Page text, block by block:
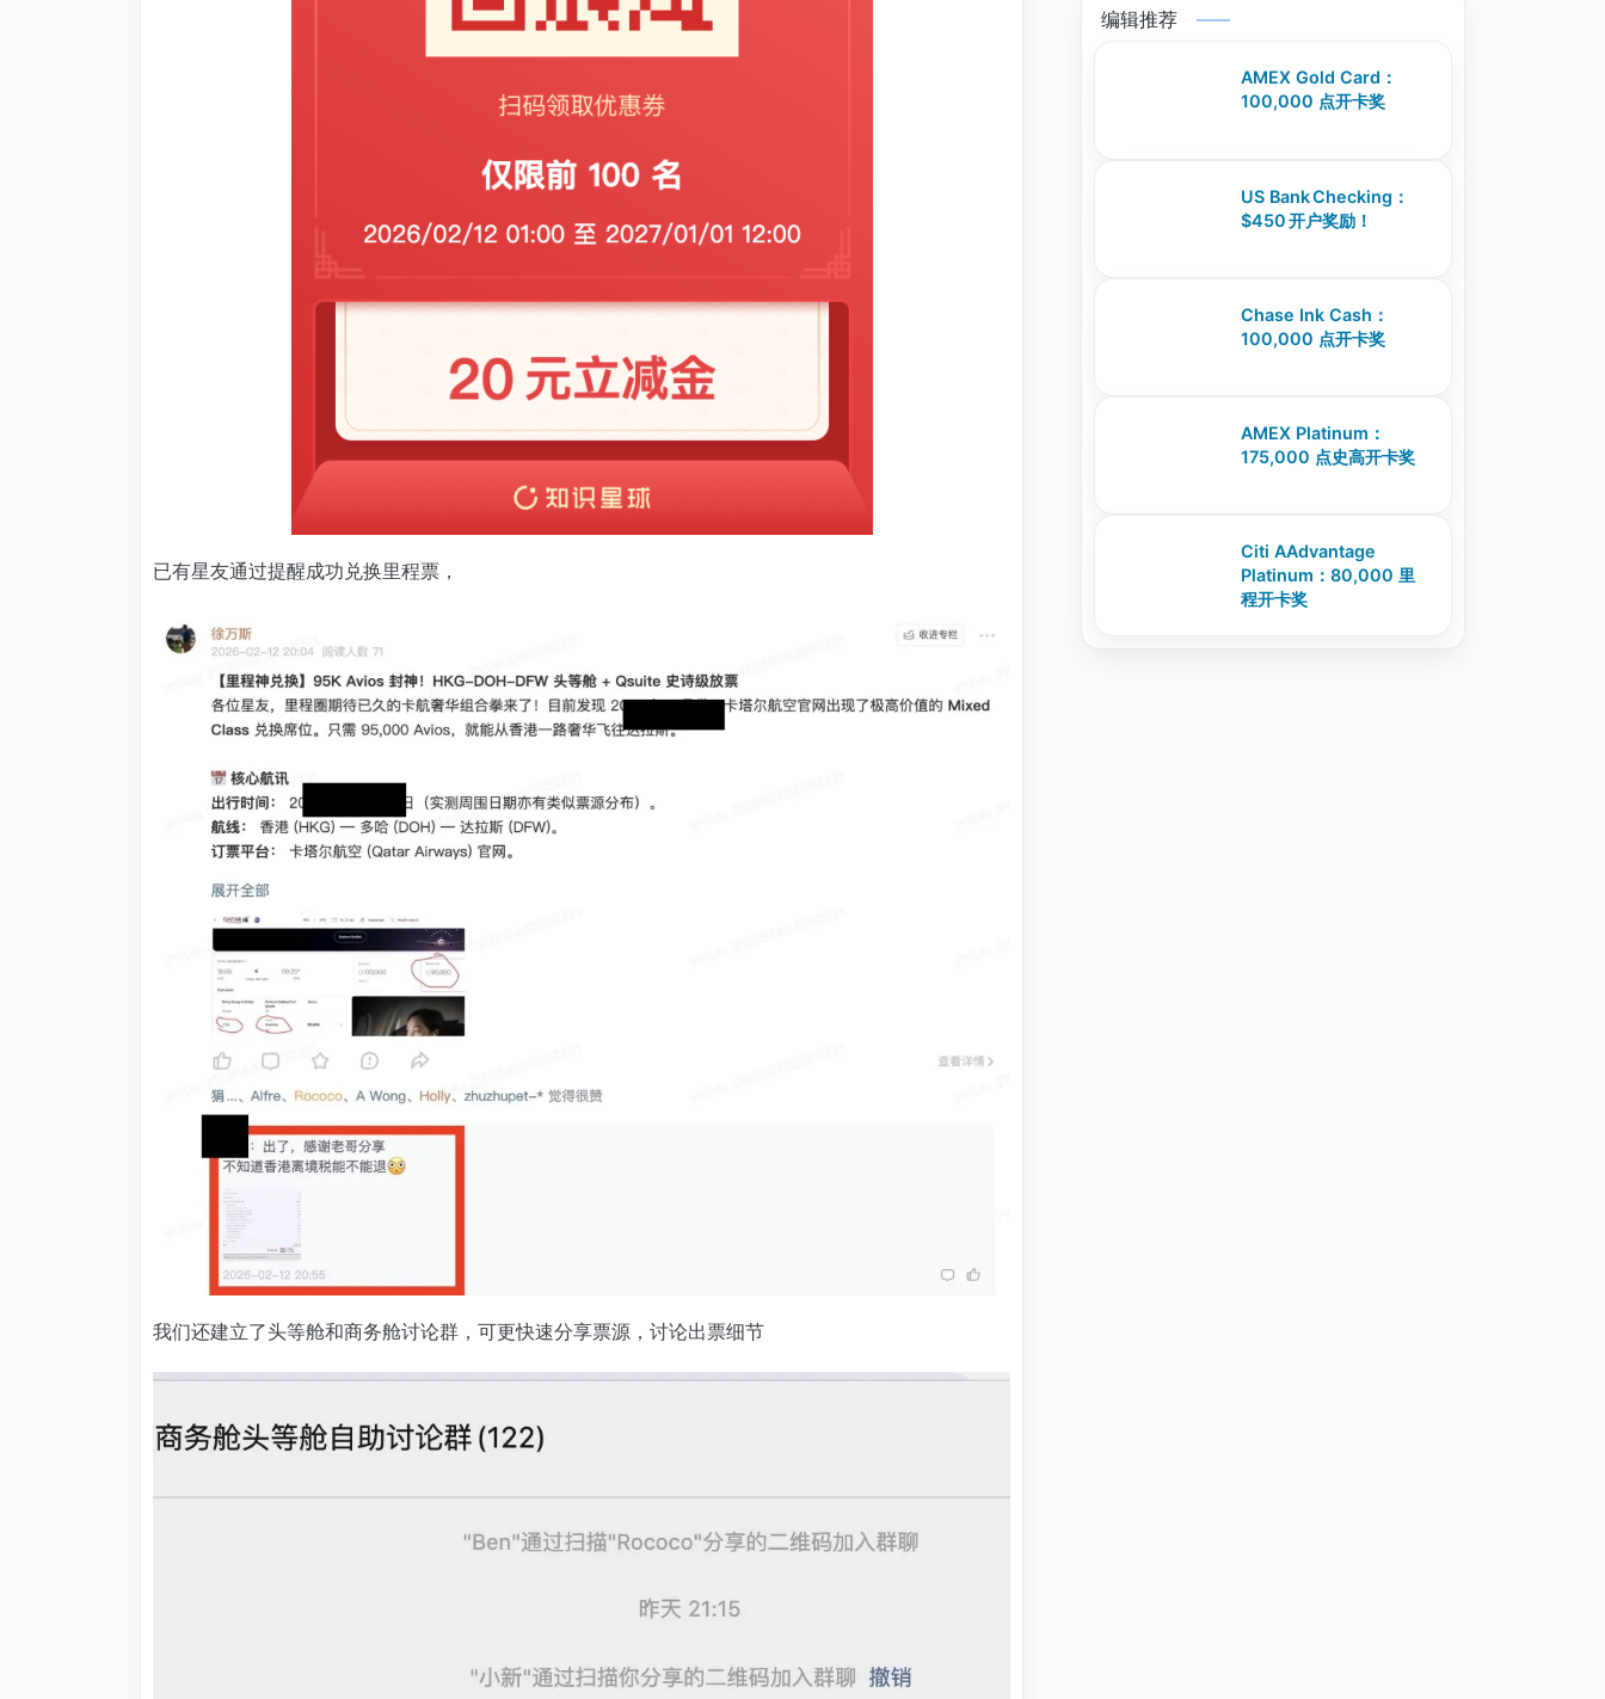
已有星友通过提醒成功兑换里程票，
我们还建立了头等舱和商务舱讨论群，可更快速分享票源，讨论出票细节
编辑推荐
AMEX Gold Card：
100,000 点开卡奖
US Bank Checking：
$450 开户奖励！
Chase Ink Cash：
100,000 点开卡奖
AMEX Platinum：
175,000 点史高开卡奖
Citi AAdvantage
Platinum：80,000 里
程开卡奖